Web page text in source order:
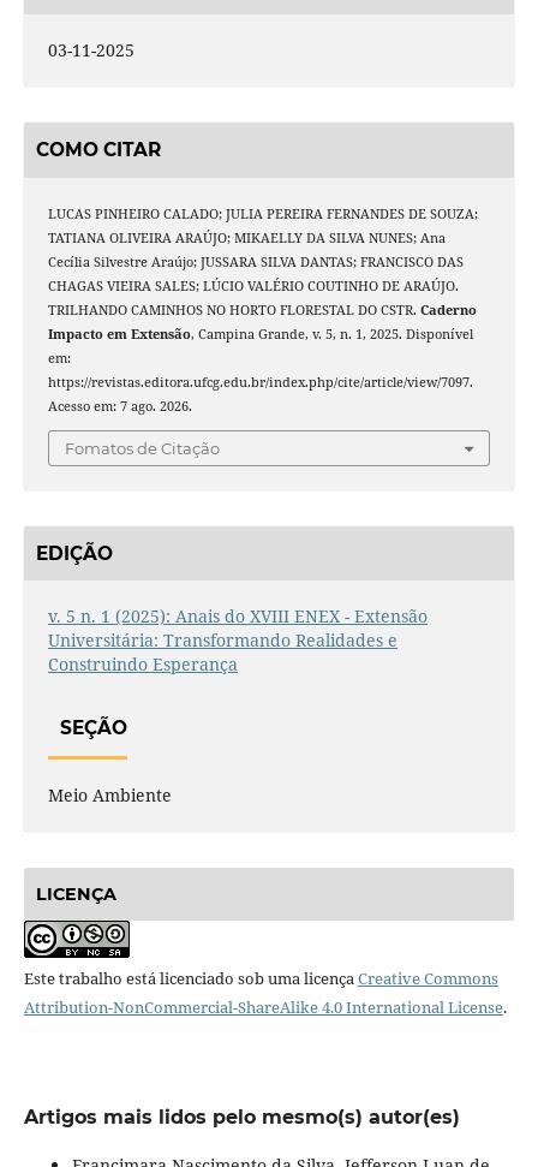
03-11-2025
COMO CITAR
LUCAS PINHEIRO CALADO; JULIA PEREIRA FERNANDES DE SOUZA;
TATIANA OLIVEIRA ARAÚJO; MIKAELLY DA SILVA NUNES; Ana
Cecília Silvestre Araújo; JUSSARA SILVA DANTAS; FRANCISCO DAS
CHAGAS VIEIRA SALES; LÚCIO VALÉRIO COUTINHO DE ARAÚJO.
TRILHANDO CAMINHOS NO HORTO FLORESTAL DO CSTR. Caderno
Impacto em Extensão, Campina Grande, v. 5, n. 1, 2025. Disponível
em:
https://revistas.editora.ufcg.edu.br/index.php/cite/article/view/7097.
Acesso em: 7 ago. 2026.
Fomatos de Citação
EDIÇÃO
v. 5 n. 1 (2025): Anais do XVIII ENEX - Extensão
Universitária: Transformando Realidades e
Construindo Esperança
SEÇÃO
Meio Ambiente
LICENÇA
Este trabalho está licenciado sob uma licençaCreative Commons
Attribution-NonCommercial-ShareAlike 4.0 International License.
Artigos mais lidos pelo mesmo(s) autor(es)